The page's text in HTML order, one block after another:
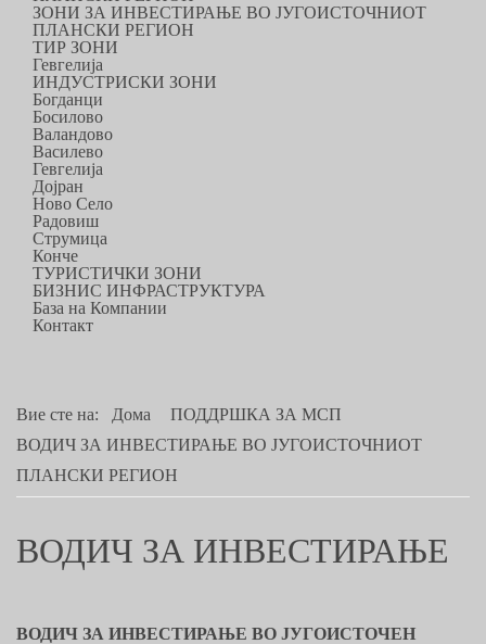
ЗОНИ ЗА ИНВЕСТИРАЊЕ ВО ЈУГОИСТОЧНИОТ
ПЛАНСКИ РЕГИОН
ТИР ЗОНИ
Гевгелија
ИНДУСТРИСКИ ЗОНИ
Богданци
Босилово
Валандово
Василево
Гевгелија
Дојран
Ново Село
Радовиш
Струмица
Конче
ТУРИСТИЧКИ ЗОНИ
БИЗНИС ИНФРАСТРУКТУРА
База на Компании
Контакт
Вие сте на: Дома
ПОДДРШКА ЗА МСП
ВОДИЧ ЗА ИНВЕСТИРАЊЕ ВО ЈУГОИСТОЧНИОТ
ПЛАНСКИ РЕГИОН
ВОДИЧ ЗА ИНВЕСТИРАЊЕ
ВОДИЧ ЗА ИНВЕСТИРАЊЕ ВО ЈУГОИСТОЧЕН